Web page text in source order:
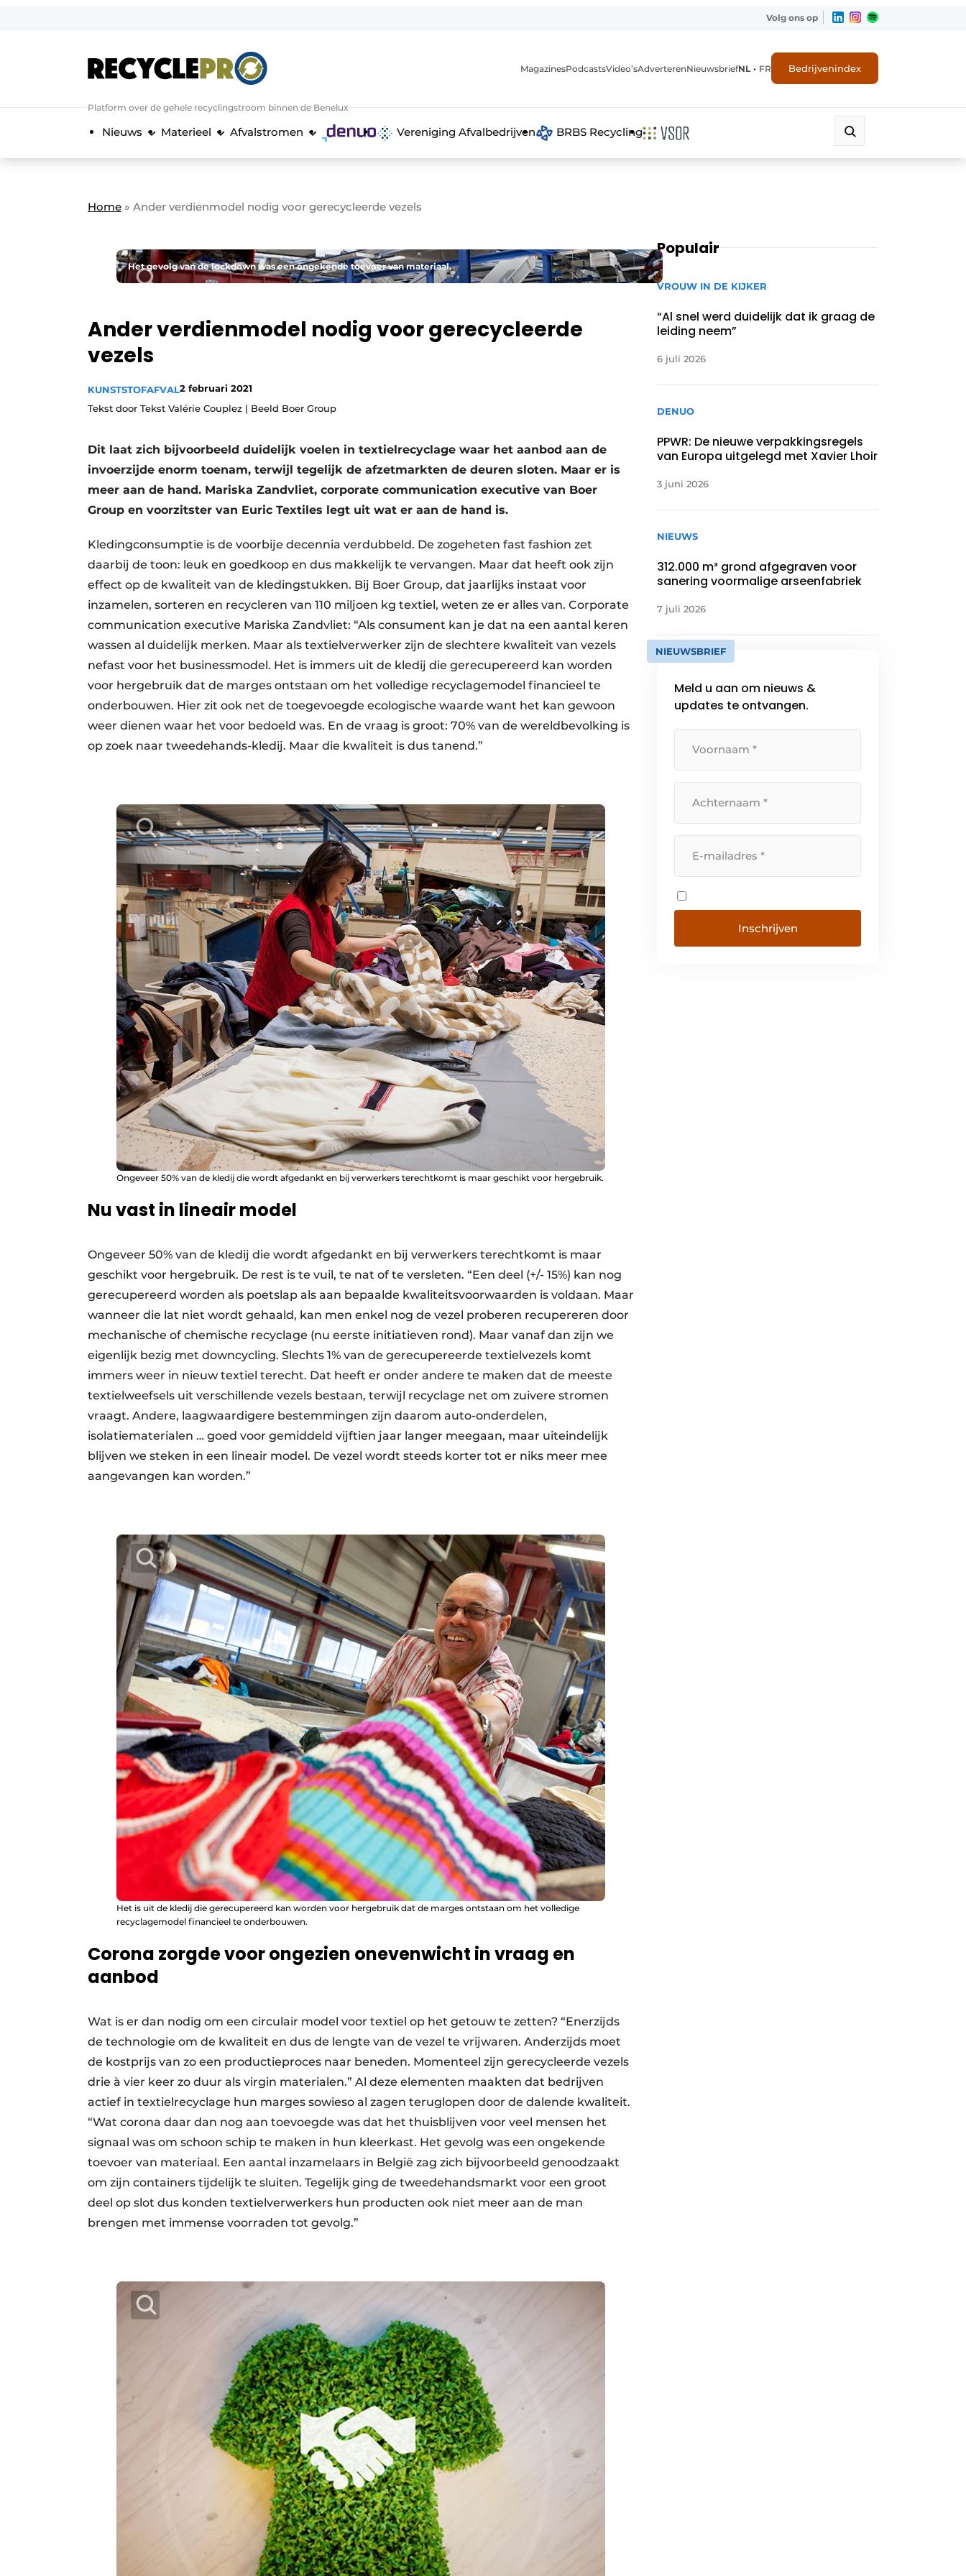
Algemene voorwaarden
Podcasts
Vacature aanmelden
Vacatures
Video’s
Volg ons op
Platform over de gehele recyclingstroom binnen de Benelux
MagazinesPodcastsVideo’sAdverterenNieuwsbriefNL • FR Bedrijvenindex
Nieuws Materieel Afvalstromen Vereniging Afvalbedrijven BRBS Recycling
Home » Ander verdienmodel nodig voor gerecycleerde vezels
Het gevolg van de lockdown was een ongekende toevoer van materiaal.
Ander verdienmodel nodig voor gerecycleerde
vezels
KUNSTSTOFAFVAL2 februari 2021
Tekst door Tekst Valérie Couplez | Beeld Boer Group
Dit laat zich bijvoorbeeld duidelijk voelen in textielrecyclage waar het aanbod aan de
invoerzijde enorm toenam, terwijl tegelijk de afzetmarkten de deuren sloten. Maar er is
meer aan de hand. Mariska Zandvliet, corporate communication executive van Boer
Group en voorzitster van Euric Textiles legt uit wat er aan de hand is.
Kledingconsumptie is de voorbije decennia verdubbeld. De zogeheten fast fashion zet
daarbij de toon: leuk en goedkoop en dus makkelijk te vervangen. Maar dat heeft ook zijn
effect op de kwaliteit van de kledingstukken. Bij Boer Group, dat jaarlijks instaat voor
inzamelen, sorteren en recycleren van 110 miljoen kg textiel, weten ze er alles van. Corporate
communication executive Mariska Zandvliet: “Als consument kan je dat na een aantal keren
wassen al duidelijk merken. Maar als textielverwerker zijn de slechtere kwaliteit van vezels
nefast voor het businessmodel. Het is immers uit de kledij die gerecupereerd kan worden
voor hergebruik dat de marges ontstaan om het volledige recyclagemodel financieel te
onderbouwen. Hier zit ook net de toegevoegde ecologische waarde want het kan gewoon
weer dienen waar het voor bedoeld was. En de vraag is groot: 70% van de wereldbevolking is
op zoek naar tweedehands-kledij. Maar die kwaliteit is dus tanend.”
Ongeveer 50% van de kledij die wordt afgedankt en bij verwerkers terechtkomt is maar geschikt voor hergebruik.
Nu vast in lineair model
Ongeveer 50% van de kledij die wordt afgedankt en bij verwerkers terechtkomt is maar
geschikt voor hergebruik. De rest is te vuil, te nat of te versleten. “Een deel (+/- 15%) kan nog
gerecupereerd worden als poetslap als aan bepaalde kwaliteitsvoorwaarden is voldaan. Maar
wanneer die lat niet wordt gehaald, kan men enkel nog de vezel proberen recupereren door
mechanische of chemische recyclage (nu eerste initiatieven rond). Maar vanaf dan zijn we
eigenlijk bezig met downcycling. Slechts 1% van de gerecupereerde textielvezels komt
immers weer in nieuw textiel terecht. Dat heeft er onder andere te maken dat de meeste
textielweefsels uit verschillende vezels bestaan, terwijl recyclage net om zuivere stromen
vraagt. Andere, laagwaardigere bestemmingen zijn daarom auto-onderdelen,
isolatiematerialen … goed voor gemiddeld vijftien jaar langer meegaan, maar uiteindelijk
blijven we steken in een lineair model. De vezel wordt steeds korter tot er niks meer mee
aangevangen kan worden.”
Het is uit de kledij die gerecupereerd kan worden voor hergebruik dat de marges ontstaan om het volledige
recyclagemodel financieel te onderbouwen.
Corona zorgde voor ongezien onevenwicht in vraag en
aanbod
Wat is er dan nodig om een circulair model voor textiel op het getouw te zetten? “Enerzijds
de technologie om de kwaliteit en dus de lengte van de vezel te vrijwaren. Anderzijds moet
de kostprijs van zo een productieproces naar beneden. Momenteel zijn gerecycleerde vezels
drie à vier keer zo duur als virgin materialen.” Al deze elementen maakten dat bedrijven
actief in textielrecyclage hun marges sowieso al zagen teruglopen door de dalende kwaliteit.
“Wat corona daar dan nog aan toevoegde was dat het thuisblijven voor veel mensen het
signaal was om schoon schip te maken in hun kleerkast. Het gevolg was een ongekende
toevoer van materiaal. Een aantal inzamelaars in België zag zich bijvoorbeeld genoodzaakt
om zijn containers tijdelijk te sluiten. Tegelijk ging de tweedehandsmarkt voor een groot
deel op slot dus konden textielverwerkers hun producten ook niet meer aan de man
brengen met immense voorraden tot gevolg.”
Populair
VROUW IN DE KIJKER
“Al snel werd duidelijk dat ik graag de
leiding neem”
6 juli 2026
DENUO
PPWR: De nieuwe verpakkingsregels
van Europa uitgelegd met Xavier Lhoir
3 juni 2026
NIEUWS
312.000 m³ grond afgegraven voor
sanering voormalige arseenfabriek
7 juli 2026
NIEUWSBRIEF
Meld u aan om nieuws &
updates te ontvangen.